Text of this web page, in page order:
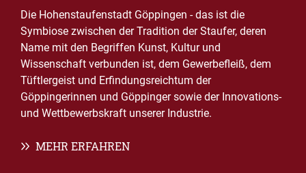
Die Hohenstaufenstadt Göppingen - das ist die
Symbiose zwischen der Tradition der Staufer, deren
Name mit den Begriffen Kunst, Kultur und
Wissenschaft verbunden ist, dem Gewerbefleiß, dem
Tüftlergeist und Erfindungsreichtum der
Göppingerinnen und Göppinger sowie der Innovations-
und Wettbewerbskraft unserer Industrie.
MEHR ERFAHREN